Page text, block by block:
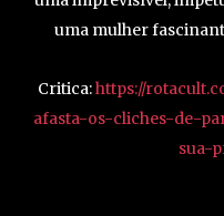
uma mulher
Critica:https://
afasta-os-cliches-de-
sua-